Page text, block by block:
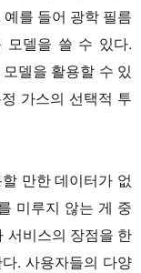
를 들어 광학 필름
모델을 쓸 수 있다.
델을 활용할 수 있
가스의 선택적 투
만한 데이터가 없
미루지 않는 게 중
서비스의 장점을 한
. 사용자들의 다양